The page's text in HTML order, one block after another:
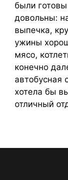
были
довольны:
выпечка,
ужины
мясо,
конечно
автобусная
хотела бы
отличный